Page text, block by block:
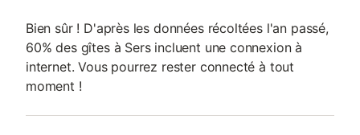
Bien sûr ! D'après les données récoltées l'an passé,
60% des gîtes à Sers incluent une connexion à
internet. Vous pourrez rester connecté à tout
moment !